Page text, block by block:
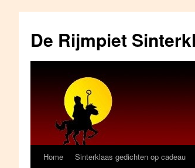
content
De Rijmpiet
Home Sinterklaas gedichten op cadeau